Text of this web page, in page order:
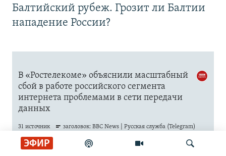
ЭФИР
Балтийский рубеж. Грозит ли Балтии
нападение России?